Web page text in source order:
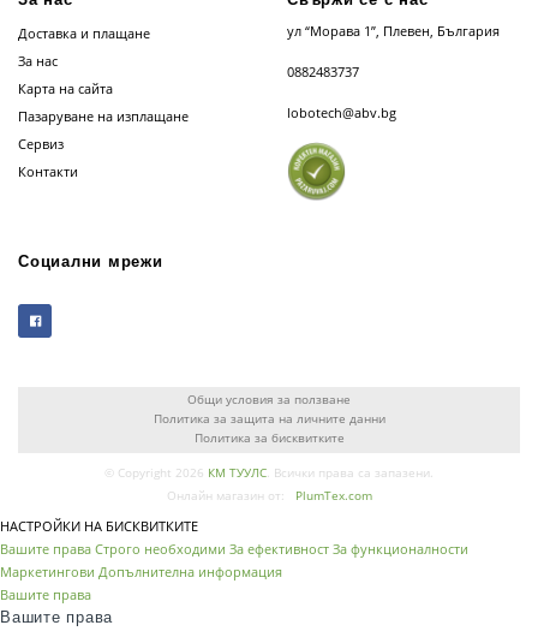
Доставка и плащане
За нас
Карта на сайта
Пазаруване на изплащане
Сервиз
Контакти
ул “Морава 1”, Плевен, България
0882483737
lobotech@abv.bg
Социални мрежи
Общи условия за ползване
Политика за защита на личните данни
Политика за бисквитките
© Copyright 2026 КМ ТУУЛС. Всички права са запазени.
Онлайн магазин от:
PlumTex.com
НАСТРОЙКИ НА БИСКВИТКИТЕ
Вашите права Строго необходими За ефективност За функционалности
Маркетингови Допълнителна информация
Вашите права
Вашите права